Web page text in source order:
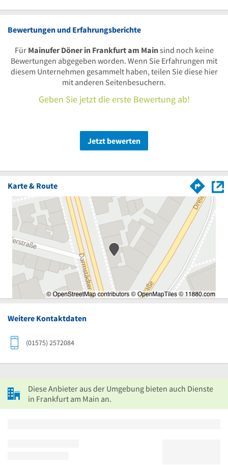
Bewertungen und Erfahrungsberichte
Für Mainufer Döner in Frankfurt am Mainsind noch keine
Bewertungen abgegeben worden. Wenn Sie Erfahrungen mit
diesem Unternehmen gesammelt haben, teilen Sie diese hier
mit anderen Seitenbesuchern.
Geben Sie jetzt die erste Bewertung ab!
Jetzt bewerten
Karte & Route
Weitere Kontaktdaten
(01575) 2572084
Diese Anbieter aus der Umgebung bieten auch Dienste
in Frankfurt am Main an.